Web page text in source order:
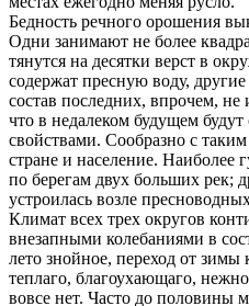
Бедность речного орошения
Одни занимают не более
тянутся на десятки верст в
содержат пресную воду,
состав последних, впрочем, не
что в недалеком будущем
свойствами. Сообразно с
стране и население. Наиболее
по берегам двух больших рек;
устроилась возле
Климат всех трех округов
внезапными колебаниями в
лето знойное, переход от
теплаго, благоухающаго,
вовсе нет. Часто до половины